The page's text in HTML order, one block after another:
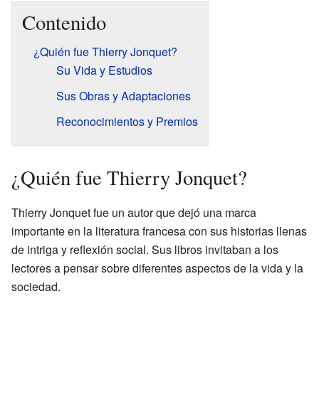
Contenido
¿Quién fue Thierry Jonquet?
Su Vida y Estudios
Sus Obras y Adaptaciones
Reconocimientos y Premios
¿Quién fue Thierry Jonquet?
Thierry Jonquet fue un autor que dejó una marca
importante en la literatura francesa con sus historias llenas
de intriga y reflexión social. Sus libros invitaban a los
lectores a pensar sobre diferentes aspectos de la vida y la
sociedad.